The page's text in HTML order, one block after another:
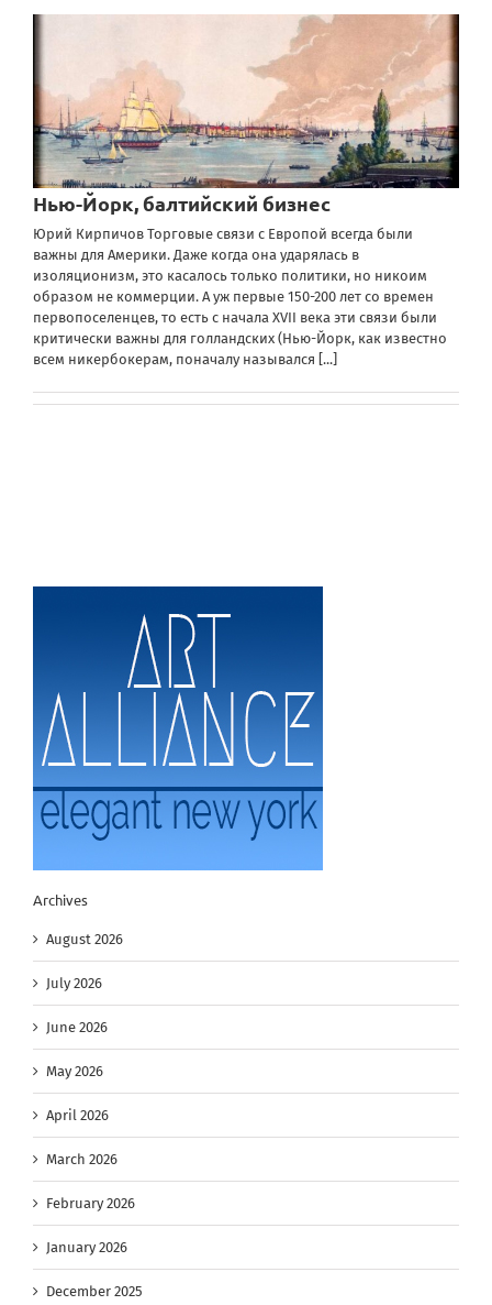
Нью-Йорк, балтийский бизнес
Юрий Кирпичов Торговые связи с Европой всегда были
важны для Америки. Даже когда она ударялась в
изоляционизм, это касалось только политики, но никоим
образом не коммерции. А уж первые 150-200 лет со времен
первопоселенцев, то есть с начала XVII века эти связи были
критически важны для голландских (Нью-Йорк, как известно
всем никербокерам, поначалу назывался [...]
Archives
August 2026
July 2026
June 2026
May 2026
April 2026
March 2026
February 2026
January 2026
December 2025